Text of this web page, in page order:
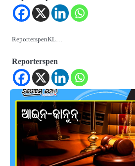
ReporterspenKL…
Reporterspen